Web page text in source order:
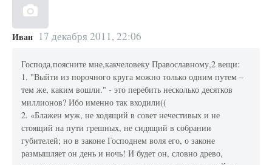
Иван 17 декабря 2011, 22:06
Господа,поясните мне,какчеловеку Православному,2 вещи:
1. "Выйти из порочного круга можно только одним путем –
тем же, каким вошли." - это перебить несколько десятков
миллионов? Ибо именно так входили((
2. «Блажен муж, не ходящий в совет нечестивых и не
стоящий на пути грешных, не сидящий в собрании
губителей; но в законе Господнем воля его, о законе
размышляет он день и ночь! И будет он, словно древо,